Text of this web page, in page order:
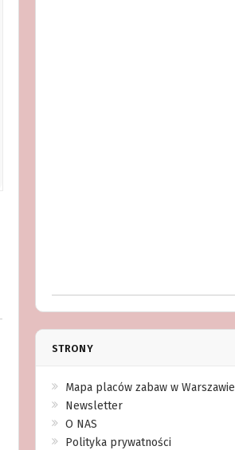
STRONY
Mapa placów zabaw w Warszawie
Newsletter
O NAS
Polityka prywatności